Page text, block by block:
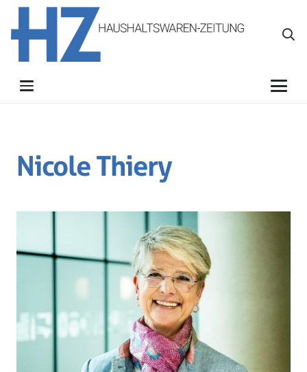
Nicole Thiery